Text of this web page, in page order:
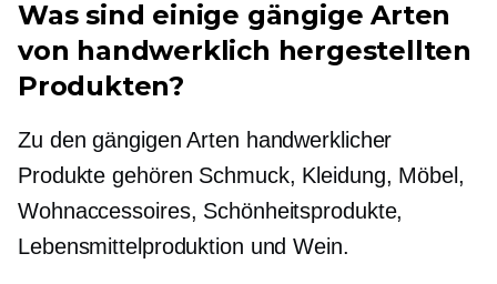
Was sind einige gängige Arten
von handwerklich hergestellten
Produkten?
Zu den gängigen Arten handwerklicher
Produkte gehören Schmuck, Kleidung, Möbel,
Wohnaccessoires, Schönheitsprodukte,
Lebensmittelproduktion und Wein.